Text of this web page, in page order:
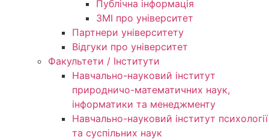
Публічна інформація
ЗМІ про університет
Партнери університету
Відгуки про університет
Факультети / Інститути
Навчально-науковий інститут
природничо-математичних наук,
інформатики та менеджменту
Навчально-науковий інститут психології
та суспільних наук